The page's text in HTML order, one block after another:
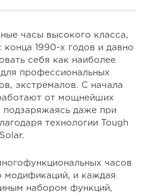
часы высокого класса,
1990-х годов и давно
себя как наиболее
профессиональных
экстремалов. С начала
от мощнейших
подзаряжаясь даже при
технологии Tough
Solar.
часов
модификаций, и каждая
набором функций,